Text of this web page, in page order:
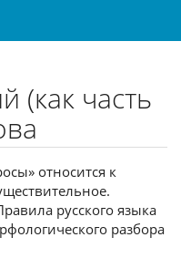
(как часть
относится к
русского языка
разбора